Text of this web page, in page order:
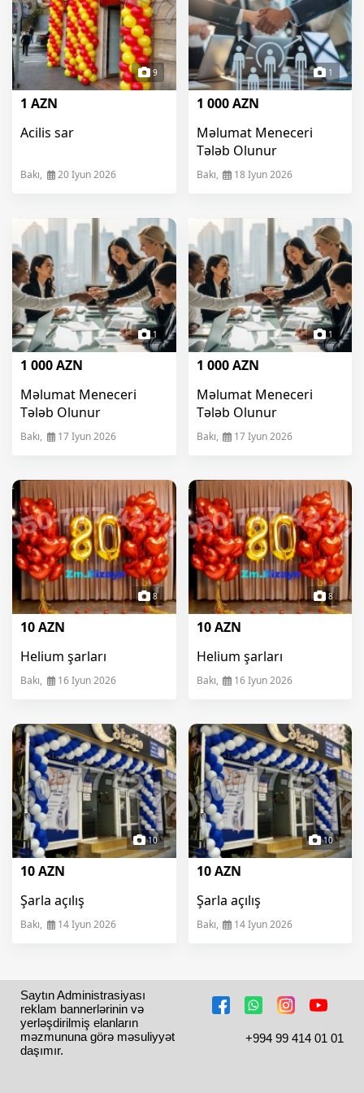
9
1 AZN
Acilis sar
Bakı, 20 Iyun 2026
1
1 000 AZN
Məlumat Meneceri
Tələb Olunur
Bakı, 18 Iyun 2026
1
1 000 AZN
Məlumat Meneceri
Tələb Olunur
Bakı, 17 Iyun 2026
1
1 000 AZN
Məlumat Meneceri
Tələb Olunur
Bakı, 17 Iyun 2026
8
10 AZN
Helium şarları
Bakı, 16 Iyun 2026
8
10 AZN
Helium şarları
Bakı, 16 Iyun 2026
10
10 AZN
Şarla açılış
Bakı, 14 Iyun 2026
10
10 AZN
Şarla açılış
Bakı, 14 Iyun 2026
Saytın Administrasiyası
reklam bannerlərinin və
yerləşdirilmiş elanların
məzmununa görə məsuliyyət
daşımır.
+994 99 414 01 01